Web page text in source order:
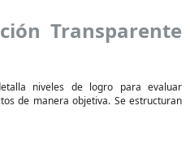
Transparente
niveles de logro para evaluar
de manera objetiva. Se estructuran